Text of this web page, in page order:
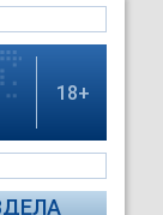
18+